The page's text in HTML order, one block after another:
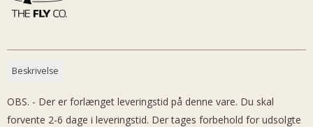
Beskrivelse
OBS. - Der er forlænget leveringstid på denne vare. Du skal
forvente 2-6 dage i leveringstid. Der tages forbehold for udsolgte